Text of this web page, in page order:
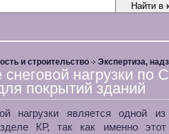
и строительство Экспертиза,
нагрузки по
покрытий зданий
нагрузки является одной
КР, так как именно этот